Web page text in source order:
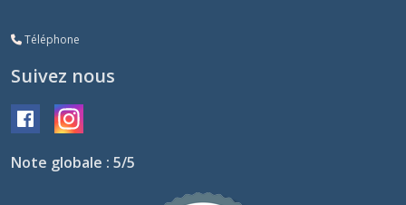
Téléphone
Suivez nous
Note globale : 5/5